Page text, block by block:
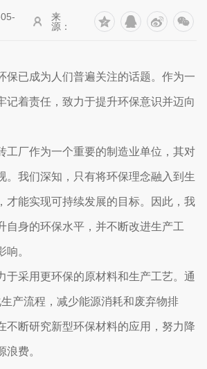
来
源：
保已成为人们普遍关注的话题。作为一
记着责任，致力于提升环保意识并迈向
工厂作为一个重要的制造业单位，其对
。我们深知，只有将环保理念融入到生
才能实现可持续发展的目标。因此，我
自身的环保水平，并不断改进生产工
。
于采用更环保的原材料和生产工艺。通
产流程，减少能源消耗和废弃物排
不断研究新型环保材料的应用，努力降
浪费。